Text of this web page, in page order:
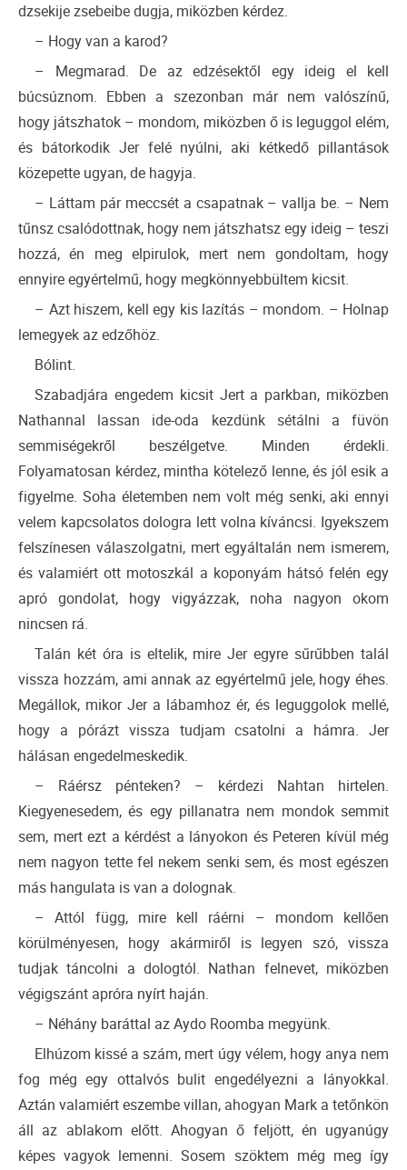
dzsekije zsebeibe dugja, miközben kérdez.
– Hogy van a karod?
– Megmarad. De az edzésektől egy ideig el kell
búcsúznom. Ebben a szezonban már nem valószínű,
hogy játszhatok – mondom, miközben ő is leguggol elém,
és bátorkodik Jer felé nyúlni, aki kétkedő pillantások
közepette ugyan, de hagyja.
– Láttam pár meccsét a csapatnak – vallja be. – Nem
tűnsz csalódottnak, hogy nem játszhatsz egy ideig – teszi
hozzá, én meg elpirulok, mert nem gondoltam, hogy
ennyire egyértelmű, hogy megkönnyebbültem kicsit.
– Azt hiszem, kell egy kis lazítás – mondom. – Holnap
lemegyek az edzőhöz.
Bólint.
Szabadjára engedem kicsit Jert a parkban, miközben
Nathannal lassan ide-oda kezdünk sétálni a füvön
semmiségekről beszélgetve. Minden érdekli.
Folyamatosan kérdez, mintha kötelező lenne, és jól esik a
figyelme. Soha életemben nem volt még senki, aki ennyi
velem kapcsolatos dologra lett volna kíváncsi. Igyekszem
felszínesen válaszolgatni, mert egyáltalán nem ismerem,
és valamiért ott motoszkál a koponyám hátsó felén egy
apró gondolat, hogy vigyázzak, noha nagyon okom
nincsen rá.
Talán két óra is eltelik, mire Jer egyre sűrűbben talál
vissza hozzám, ami annak az egyértelmű jele, hogy éhes.
Megállok, mikor Jer a lábamhoz ér, és leguggolok mellé,
hogy a pórázt vissza tudjam csatolni a hámra. Jer
hálásan engedelmeskedik.
– Ráérsz pénteken? – kérdezi Nahtan hirtelen.
Kiegyenesedem, és egy pillanatra nem mondok semmit
sem, mert ezt a kérdést a lányokon és Peteren kívül még
nem nagyon tette fel nekem senki sem, és most egészen
más hangulata is van a dolognak.
– Attól függ, mire kell ráérni – mondom kellően
körülményesen, hogy akármiről is legyen szó, vissza
tudjak táncolni a dologtól. Nathan felnevet, miközben
végigszánt apróra nyírt haján.
– Néhány baráttal az Aydo Roomba megyünk.
Elhúzom kissé a szám, mert úgy vélem, hogy anya nem
fog még egy ottalvós bulit engedélyezni a lányokkal.
Aztán valamiért eszembe villan, ahogyan Mark a tetőnkön
áll az ablakom előtt. Ahogyan ő feljött, én ugyanúgy
képes vagyok lemenni. Sosem szöktem még meg így